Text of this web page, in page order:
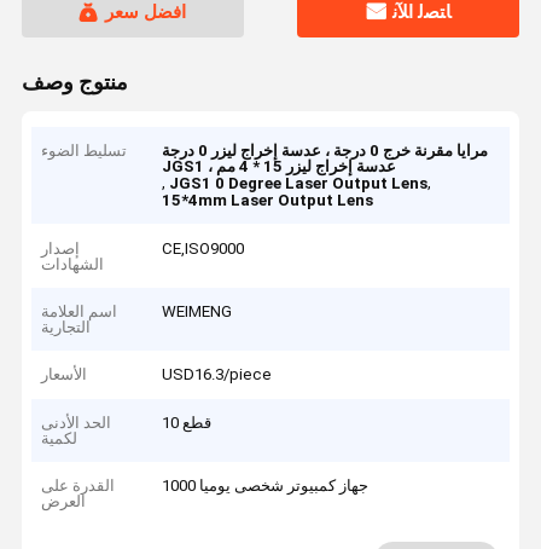
افضل سعر ﺎﺘﺼﻟ ﺍﻶﻧ
منتوج وصف
تسليط الضوء
مرايا مقرنة خرج 0 درجة ، عدسة إخراج ليزر 0 درجة
JGS1 ، عدسة إخراج ليزر 15 * 4 مم
, JGS1 0 Degree Laser Output Lens,
15*4mm Laser Output Lens
إصدار
الشهادات
CE,ISO9000
اسم العلامة
التجارية
WEIMENG
الأسعار USD16.3/piece
الحد الأدنى
لكمية
10 قطع
القدرة على
العرض
1000 جهاز كمبيوتر شخصى يوميا